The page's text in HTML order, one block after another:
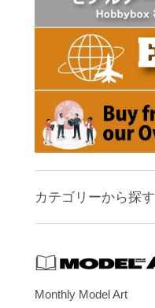
カテゴリーから探す
Monthly Model Art